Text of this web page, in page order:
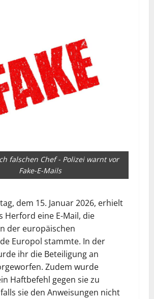
falschen Chef - Polizei warnt vor
Fake-E-Mails
dem 15. Januar 2026, erhielt
Herford eine E-Mail, die
der europäischen
Europol stammte. In der
ihr die Beteiligung an
Zudem wurde
Haftbefehl gegen sie zu
sie den Anweisungen nicht